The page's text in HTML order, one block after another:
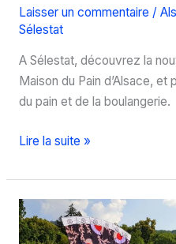
Laisser un commentaire /
Sélestat
A Sélestat, découvrez la
Maison du Pain d’Alsace,
du pain et de la boulangerie.
Visite
la
maison
du
Lire la suite »